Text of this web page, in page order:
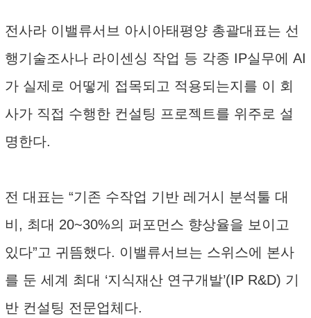
전사라 이밸류서브 아시아태평양 총괄대표는 선
행기술조사나 라이센싱 작업 등 각종 IP실무에 AI
가 실제로 어떻게 접목되고 적용되는지를 이 회
사가 직접 수행한 컨설팅 프로젝트를 위주로 설
명한다.
전 대표는 “기존 수작업 기반 레거시 분석툴 대
비, 최대 20~30%의 퍼포먼스 향상율을 보이고
있다”고 귀뜸했다. 이밸류서브는 스위스에 본사
를 둔 세계 최대 ‘지식재산 연구개발’(IP R&D) 기
반 컨설팅 전문업체다.